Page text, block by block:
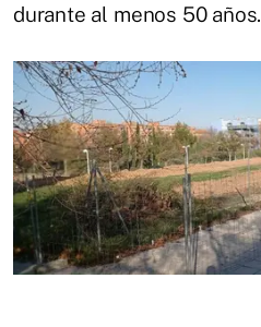
durante al menos 50 años.